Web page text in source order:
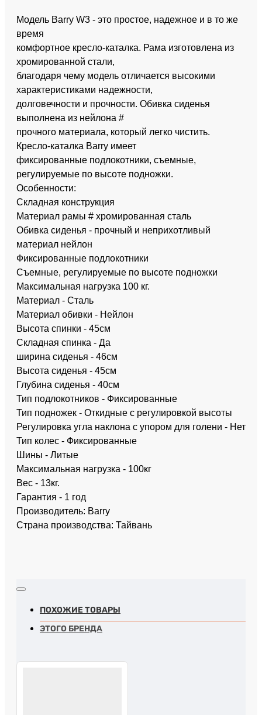
Модель Barry W3 - это простое, надежное и в то же
время
комфортное кресло-каталка. Рама изготовлена из
хромированной стали,
благодаря чему модель отличается высокими
характеристиками надежности,
долговечности и прочности. Обивка сиденья
выполнена из нейлона #
прочного материала, который легко чистить.
Кресло-каталка Barry имеет
фиксированные подлокотники, съемные,
регулируемые по высоте подножки.
Особенности:
Складная конструкция
Материал рамы # хромированная сталь
Обивка сиденья - прочный и неприхотливый
материал нейлон
Фиксированные подлокотники
Съемные, регулируемые по высоте подножки
Максимальная нагрузка 100 кг.
Материал - Сталь
Материал обивки - Нейлон
Высота спинки - 45см
Складная спинка - Да
ширина сиденья - 46см
Высота сиденья - 45см
Глубина сиденья - 40см
Тип подлокотников - Фиксированные
Тип подножек - Откидные с регулировкой высоты
Регулировка угла наклона с упором для голени - Нет
Тип колес - Фиксированные
Шины - Литые
Максимальная нагрузка - 100кг
Вес - 13кг.
Гарантия - 1 год
Производитель: Barry
Страна производства: Тайвань
ПОХОЖИЕ ТОВАРЫ
ЭТОГО БРЕНДА